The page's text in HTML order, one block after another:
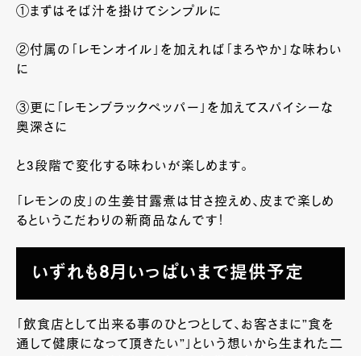
①まずはそば汁を掛けてシンプルに
②付属の「レモンオイル」を加えれば「まろやか」な味わい
に
③更に「レモンブラックペッパー」を加えてスパイシーな
奥深さに
と3段階で変化する味わいが楽しめます。
「レモンの皮」の生姜甘露煮は甘さ控えめ、皮まで楽しめ
るというこだわりの新商品なんです！
いずれも8月いっぱいまで提供予定
「飲食店として出来る事のひとつとして、お客さまに”食を
通して健康になって頂きたい”」という想いから生まれた二